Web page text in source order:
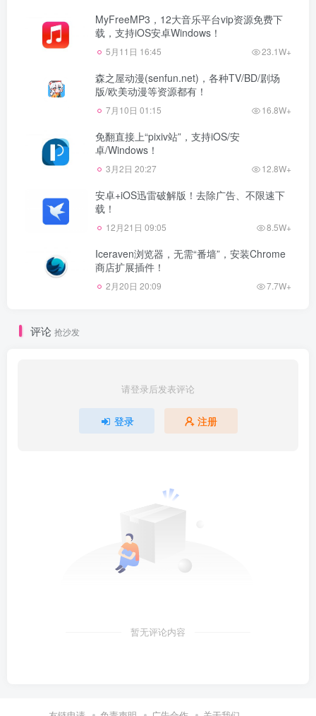
MyFreeMP3，12大音乐平台vip资源免费下
载，支持iOS安卓Windows！
5月11日 16:45 23.1W+
森之屋动漫(senfun.net)，各种TV/BD/剧场
版/欧美动漫等资源都有！
7月10日 01:15 16.8W+
免翻直接上“pixiv站”，支持iOS/安
卓/Windows！
3月2日 20:27 12.8W+
安卓+iOS迅雷破解版！去除广告、不限速下
载！
12月21日 09:05 8.5W+
Iceraven浏览器，无需“番墙”，安装Chrome
商店扩展插件！
2月20日 20:09 7.7W+
评论 抢沙发
请登录后发表评论
登录 注册
暂无评论内容